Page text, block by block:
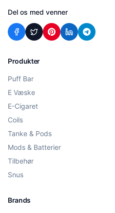
Del os med venner
Produkter
Puff Bar
E Væske
E-Cigaret
Coils
Tanke & Pods
Mods & Batterier
Tilbehør
Snus
Brands